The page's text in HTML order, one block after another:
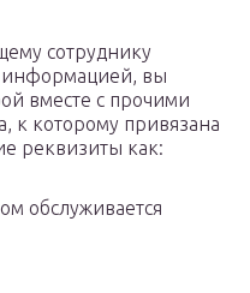
сотруднику
информацией, вы
вместе с прочими
к которому привязана
реквизиты как:
обслуживается